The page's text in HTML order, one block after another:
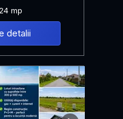
mp
detalii